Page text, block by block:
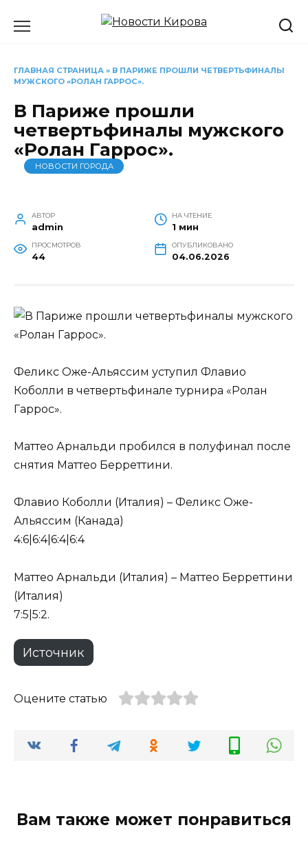
ГЛАВНАЯ СТРАНИЦА » В ПАРИЖЕ ПРОШЛИ ЧЕТВЕРТЬФИНАЛЫ
МУЖСКОГО «РОЛАН ГАРРОС».
В Париже прошли
четвертьфиналы мужского
«Ролан Гаррос».
НОВОСТИ ГОРОДА
АВТОР
admin
НА ЧТЕНИЕ
1 мин
ПРОСМОТРОВ
44
ОПУБЛИКОВАНО
04.06.2026
Феликс Оже-Альяссим уступил Флавио
Коболли в четвертьфинале турнира «Ролан
Гаррос».
Маттео Арнальди пробился в полуфинал после
снятия Маттео Берреттини.
Флавио Коболли (Италия) – Феликс Оже-
Альяссим (Канада)
4:6|6:4|6:4|6:4
Маттео Арнальди (Италия) – Маттео Берреттини
(Италия)
7:5|5:2.
Источник
Оцените статью
Вам также может понравиться